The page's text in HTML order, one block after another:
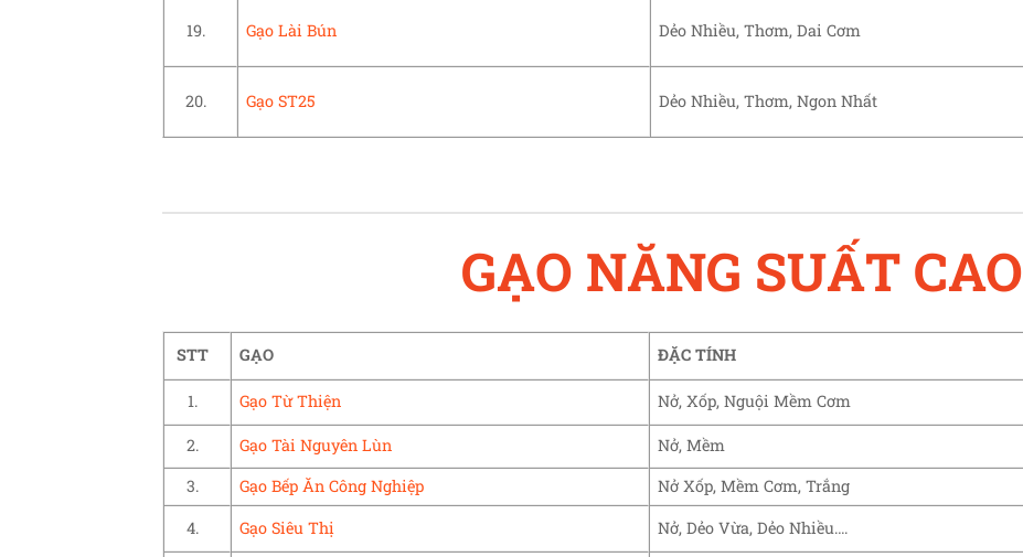
19. Gạo Lài Bún Dẻo Nhiều, Thơm, Dai Cơm
20. Gạo ST25 Dẻo Nhiều, Thơm, Ngon Nhất
GẠO NĂNG SUẤT CAO
STT GẠO ĐẶC TÍNH
1. Gạo Từ Thiện Nở, Xốp, Nguội Mềm Cơm
2. Gạo Tài Nguyên Lùn Nở, Mềm
3.
Gạo Bếp Ăn Công Nghiệp Nở Xốp, Mềm Cơm, Trắng
4.
Gạo Siêu Thị Nở, Dẻo Vừa, Dẻo Nhiều….